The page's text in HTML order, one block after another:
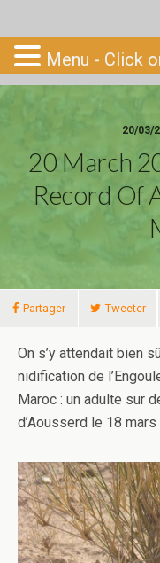
20/03/
20 March
Record Of
Partager Tweeter
On s’y attendait bien
nidification de
Maroc : un adulte sur
d’Aousserd le 18
Menu - Click